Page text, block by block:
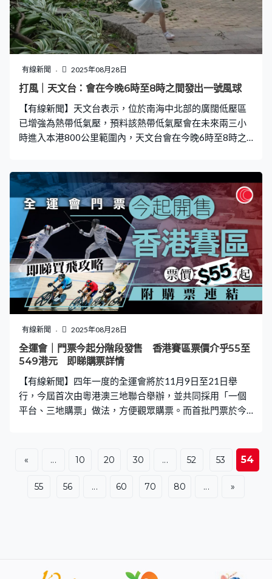
現劉小姐說的沒有錯，在店外玻璃拍攝時即可見到這些老
鼠簡直如入無人之境，而且不害怕有人靠近，就在貨架上
任我們拍攝，而且多的數不清有多少隻。 其實在收舖前，
《一線搜查》就曾入店內近距離看過相關貨架，發現擺放
的主要是餅乾或蛋糕等等食品，而附近就有不少熟食攤
檔，而且近靠近貨倉出入旁邊。仔細一看，不少食品包括
都有損壞，跌出餅乾碎、餅乾粒，貨架上亦有出現疑似老
鼠屎，貨架下更擺有強力膠老鼠板。 職員：「我們都要同
上層再溝通，因為我們都已經很努力了，去檢查窿窿罅
有線新聞 2025年08月28日
打風｜天文台：會在今晚6時至8時之間發出一號風球
【有線新聞】天文台表示，位於南海中北部的廣闊低壓區
已增強為熱帶低氣壓，預料該熱帶低氣壓會在未來兩三小
時進入本港800公里範圍內，天文台會在今晚6時至8時之
的機會較低。 天文台指出，按照現時預測，該熱帶低氣壓
會移向海南島以南海域，並於明日（29日）中午前後最接
近本港，於約600公里或以外掠過。在其與中國東南部的
高壓脊共同影響下，今明兩日南海北部及華南沿岸風勢頗
大，而本港部分地區，包括離岸及高地間中吹強風，海有
湧浪。除非此熱帶氣旋顯著增強，或採取較為靠近廣東沿
岸的路徑，否則預料本港普遍持續吹強風的機會較低。
有線新聞 2025年08月28日
全運會｜門票今起分階段發售 香港賽區票價介乎55至
549港元 即睇購票詳情
【有線新聞】四年一度的全運會將於11月9日至21日舉
行，今屆首次由粵港澳三地聯合舉辦，並共同採用「一個
平台、三地購票」做法，方便觀眾購票。而首批門票於今
詢平台 全運會｜香港賽區項目售票日期 全運會｜票價 全運
會｜購票注意事項 全運會｜香港賽區項目舉行日期 全運會
｜實名購票安排 香港市民即日起可以香港身份證或港澳居
票推出時進行實名購票。 內地、香港和澳門市民可透過官
« ... 10 20 30 ... 52 53 54
55 56 ... 60 70 80 ... »